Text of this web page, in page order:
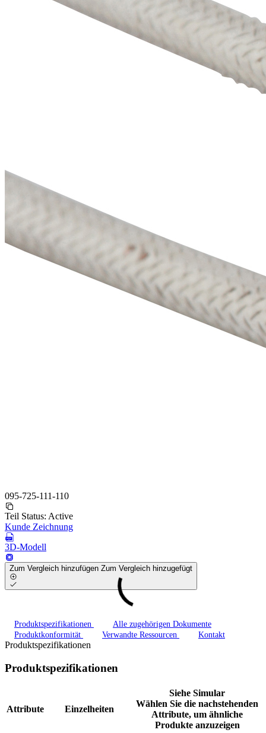
095-725-111-110
Teil Status: Active
Kunde Zeichnung
3D-Modell
Zum Vergleich hinzufügen Zum Vergleich hinzugefügt
Produktspezifikationen
Alle zugehörigen Dokumente
Produktkonformität
Verwandte Ressourcen Kontakt
Produktspezifikationen
Produktspezifikationen
Attribute Einzelheiten
Siehe Simular
Wählen Sie die nachstehenden
Attribute, um ähnliche
Produkte anzuzeigen